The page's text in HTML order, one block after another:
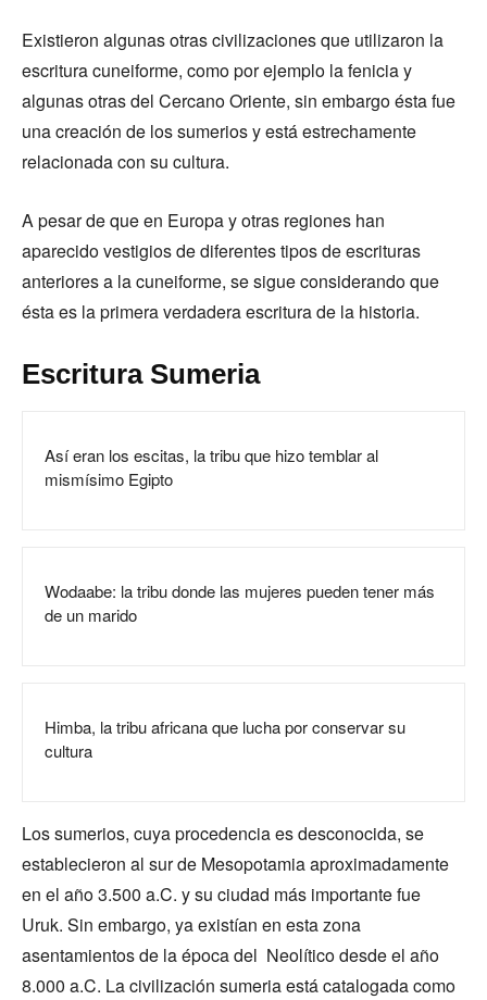
Existieron algunas otras civilizaciones que utilizaron la
escritura cuneiforme, como por ejemplo la fenicia y
algunas otras del Cercano Oriente, sin embargo ésta fue
una creación de los sumerios y está estrechamente
relacionada con su cultura.
A pesar de que en Europa y otras regiones han
aparecido vestigios de diferentes tipos de escrituras
anteriores a la cuneiforme, se sigue considerando que
ésta es la primera verdadera escritura de la historia.
Escritura Sumeria
Así eran los escitas, la tribu que hizo temblar al
mismísimo Egipto
Wodaabe: la tribu donde las mujeres pueden tener más
de un marido
Himba, la tribu africana que lucha por conservar su
cultura
Los sumerios, cuya procedencia es desconocida, se
establecieron al sur de Mesopotamia aproximadamente
en el año 3.500 a.C. y su ciudad más importante fue
Uruk. Sin embargo, ya existían en esta zona
asentamientos de la época del Neolítico desde el año
8.000 a.C. La civilización sumeria está catalogada como